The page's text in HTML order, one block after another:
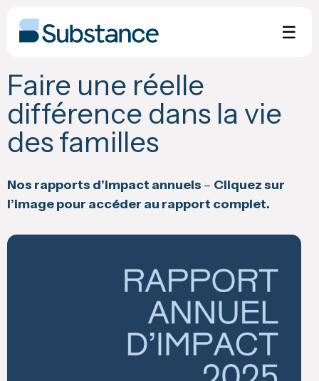
content
☰
Faire une réelle
différence dans la vie
des familles
Nos rapports d’impact annuels – Cliquez sur
l’image pour accéder au rapport complet.